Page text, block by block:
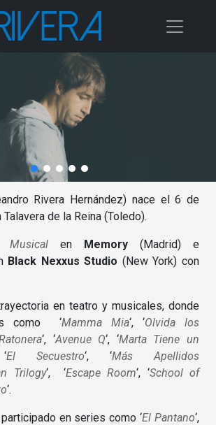
Rivera Hernández) nace el 6 de
de la Reina (Toledo).
Musical en Memory (Madrid) e
Black Nexxus Studio (New York) con
en teatro y musicales, donde
como ‘Mamma Mia‘, ‘Olvida los
‘, ‘Avenue Q‘, ‘Marta Tiene un
El Secuestro‘, ‘Más Apellidos
Trilogy‘, ‘Escape Room‘, ‘School of
‘.
en series como ‘El Pantano‘,